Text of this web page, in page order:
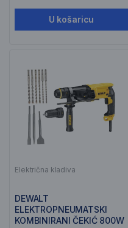
U košaricu
Električna kladiva
DEWALT
ELEKTROPNEUMATSKI
KOMBINIRANI ČEKIĆ 800W